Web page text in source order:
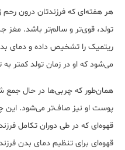
هر هفته‌ای که فرزندتان درون
تولد، قوی‌تر و سالم‌تر باشد. مغز
ریتمیک را تشخیص داده و دمای
می‌شود که او در زمان تولد کمتر
همان‌طور که چربی‌ها در حال
پوست او نیز صاف‌تر می‌شود. این
قهوه‌ای که در طی دوران تکامل
قهوه‌ای برای تنظیم دمای بدن